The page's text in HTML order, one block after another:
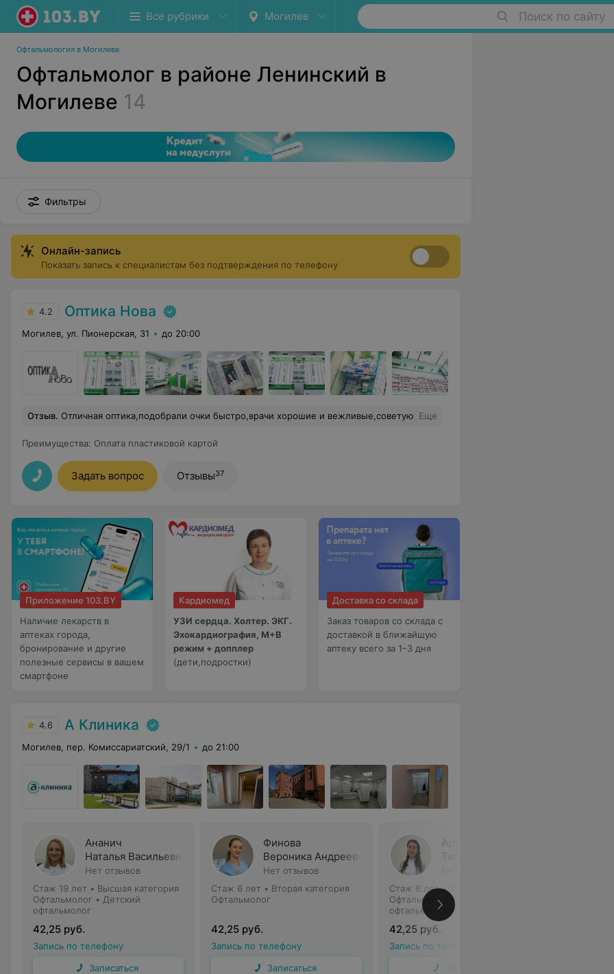
Все рубрики Могилев Поиск по сайту
Офтальмология в Могилеве
Офтальмолог в районе Ленинский в
Могилеве 14
Фильтры
Онлайн-запись
Показать запись к специалистам без подтверждения по телефону
4.2 Оптика Нова
Могилев, ул. Пионерская, 31 до 20:00
Отзыв. Отличная оптика,подобрали очки быстро,врачи хорошие и вежливые,советую Еще
Преимущества: Оплата пластиковой картой
Задать вопрос Отзывы37
Приложение 103.BY
Наличие лекарств в
аптеках города,
бронирование и другие
полезные сервисы в вашем
смартфоне
Кардиомед
УЗИ сердца. Холтер. ЭКГ.
Эхокардиография, М+В
режим + допплер
(дети,подростки)
Доставка со склада
Заказ товаров со склада с
доставкой в ближайшую
аптеку всего за 1–3 дня
4.6 А Клиника
Могилев, пер. Комиссариатский, 29/1 до 21:00
Ананич
Наталья Васильевна
Нет отзывов
Стаж 19 лет • Высшая категория
Офтальмолог • Детский
офтальмолог
42,25 руб.
Запись по телефону
Записаться
Финова
Вероника Андреевна
Нет отзывов
Стаж 6 лет • Вторая категория
Офтальмолог
42,25 руб.
Запись по телефону
Записаться
Артеменко
Татьяна Александровна
Стаж 8 лет•
Офтальмолог • Детский
офтальмолог
42,25 руб.
Запись по телефону
Записаться